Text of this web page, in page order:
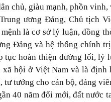
chủ, giàu mạnh, phồn
ương Đảng, Chủ tịch
là cơ sở lý luận, đồng
Đảng và hệ thống chính
tục hoàn thiện đường lối, lý
hội ở Việt Nam và là định
tưởng cho cán bộ, đảng
40 năm đổi mới, đất nước